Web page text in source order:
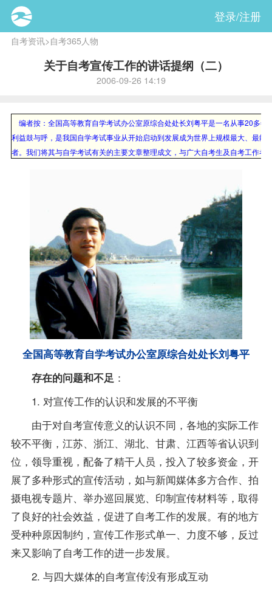
登录/注册
自考资讯>自考365人物
关于自考宣传工作的讲话提纲（二）
2006-09-26 14:19
编者按：全国高等教育自学考试办公室原综合处处长刘粤平是一名从事20多
利益鼓与呼，是我国自学考试事业从开始启动到发展成为世界上规模最大、最
者。我们将其与自学考试有关的主要文章整理成文，与广大自考生及自考工作者
全国高等教育自学考试办公室原综合处处长刘粤平
存在的问题和不足：
1. 对宣传工作的认识和发展的不平衡
由于对自考宣传意义的认识不同，各地的实际工作
较不平衡，江苏、浙江、湖北、甘肃、江西等省认识到
位，领导重视，配备了精干人员，投入了较多资金，开
展了多种形式的宣传活动，如与新闻媒体多方合作、拍
摄电视专题片、举办巡回展览、印制宣传材料等，取得
了良好的社会效益，促进了自考工作的发展。有的地方
受种种原因制约，宣传工作形式单一、力度不够，反过
来又影响了自考工作的进一步发展。
2. 与四大媒体的自考宣传没有形成互动